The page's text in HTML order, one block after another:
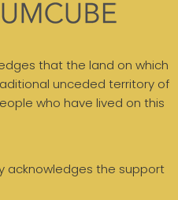
that the land on which
unceded territory of
who have lived on this
acknowledges the support